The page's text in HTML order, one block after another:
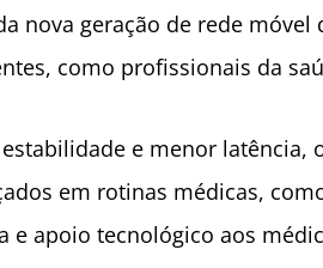
nova geração de rede
como profissionais da
e menor latência,
em rotinas médicas,
e apoio tecnológico aos